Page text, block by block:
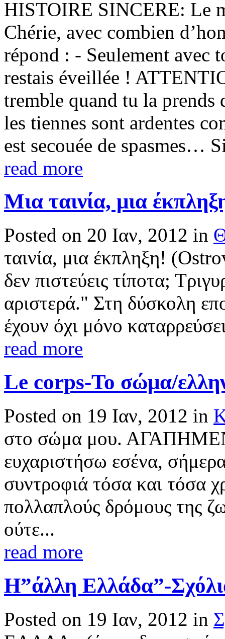
HISTOIRE SINCERE: Le
Chérie, avec combien
répond : - Seulement avec
restais éveillée !
tremble quand tu la prends
les tiennes sont ardentes
est secouée de spasmes…
read more
Μια ταινία, μια
Posted on 20 Ιαν, 2012 in
ταινία, μια έκπληξη!
δεν πιστεύεις τίποτα;
αριστερά." Στη δύσκολη
έχουν όχι μόνο
read more
Le corps-Το σώμα/
Posted on 19 Ιαν, 2012 in
στο σώμα μου.
ευχαριστήσω εσένα,
συντροφιά τόσα και τόσα
πολλαπλούς δρόμους της
ούτε...
read more
Η”άλλη Ελλάδα”-
Posted on 19 Ιαν, 2012 in